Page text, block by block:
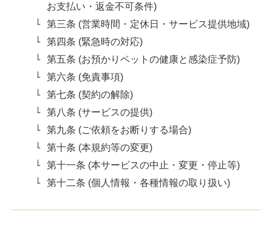
お支払い・返金不可条件)
第三条 (営業時間・定休日・サービス提供地域)
第四条 (緊急時の対応)
第五条 (お預かりペットの健康と感染症予防)
第六条 (免責事項)
第七条 (契約の解除)
第八条 (サービスの提供)
第九条 (ご依頼をお断りする場合)
第十条 (本規約等の変更)
第十一条 (本サービスの中止・変更・停止等)
第十二条 (個人情報・各種情報の取り扱い)